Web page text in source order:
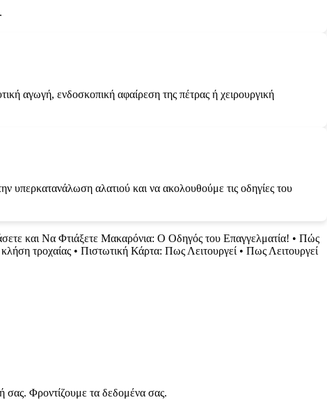
αγωγή, ενδοσκοπική αφαίρεση της πέτρας ή χειρουργική
υπερκατανάλωση αλατιού και να ακολουθούμε τις οδηγίες του
και Να Φτιάξετε Μακαρόνια: Ο Οδηγός του Επαγγελματία! • Πώς
τροχαίας • Πιστωτική Κάρτα: Πως Λειτουργεί • Πως Λειτουργεί
σας. Φροντίζουμε τα δεδομένα σας.